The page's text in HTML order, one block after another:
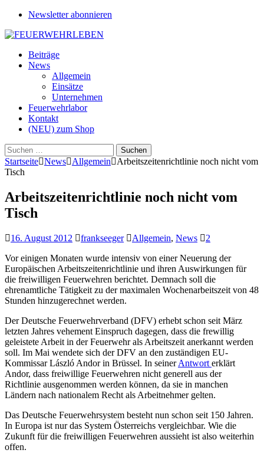
Newsletter abonnieren
Beiträge
News
Allgemein
Einsätze
Unternehmen
Feuerwehrlabor
Kontakt
(NEU) zum Shop
Suchen
nach:
Startseite News Allgemein
Arbeitszeitenrichtlinie noch nicht vom
Tisch
Arbeitszeitenrichtlinie noch nicht vom
Tisch
16. August 2012 frankseeger Allgemein, News
2
Vor einigen Monaten wurde intensiv von einer Neuerung der
Europäischen Arbeitszeitenrichtlinie und ihren Auswirkungen für
die freiwilligen Feuerwehren berichtet. Demnach soll die
ehrenamtliche Tätigkeit zu der maximalen Wochenarbeitszeit von 48
Stunden hinzugerechnet werden.
Der Deutsche Feuerwehrverband (DFV) erhebt schon seit März
letzten Jahres vehement Einspruch dagegen, dass die frewillig
geleistete Arbeit in der Feuerwehr als Arbeitszeit anerkannt werden
soll. Im Mai wendete sich der DFV an den zuständigen EU-
Kommissar László Andor in Brüssel. In seinerAntwort erklärt
Andor, dass freiwillige Feuerwehren nicht generell aus der
Richtlinie ausgenommen werden können, da sie in manchen
Ländern nach nationalem Recht als Arbeitnehmer gelten.
Das Deutsche Feuerwehrsystem besteht nun schon seit 150 Jahren.
In Europa ist nur das System Österreichs vergleichbar. Wie die
Zukunft für die freiwilligen Feuerwehren aussieht ist also weiterhin
offen.